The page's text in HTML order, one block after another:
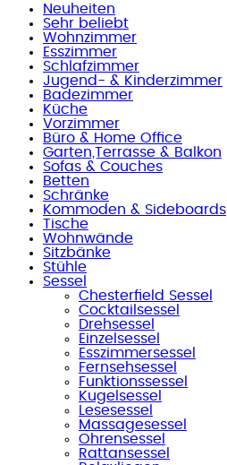
Neuheiten
Sehr beliebt
Wohnzimmer
Esszimmer
Schlafzimmer
Jugend- & Kinderzimmer
Badezimmer
Küche
Vorzimmer
Büro & Home Office
Garten,Terrasse & Balkon
Sofas & Couches
Betten
Schränke
Kommoden & Sideboards
Tische
Wohnwände
Sitzbänke
Stühle
Sessel
Chesterfield Sessel
Cocktailsessel
Drehsessel
Einzelsessel
Esszimmersessel
Fernsehsessel
Funktionssessel
Kugelsessel
Lesesessel
Massagesessel
Ohrensessel
Rattansessel